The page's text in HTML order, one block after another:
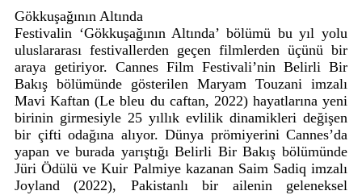
Gökkuşağının Altında
Festivalin ‘Gökkuşağının Altında’ bölümü bu yıl yolu
uluslararası festivallerden geçen filmlerden üçünü bir
araya getiriyor. Cannes Film Festivali’nin Belirli Bir
Bakış bölümünde gösterilen Maryam Touzani imzalı
Mavi Kaftan (Le bleu du caftan, 2022) hayatlarına yeni
birinin girmesiyle 25 yıllık evlilik dinamikleri değişen
bir çifti odağına alıyor. Dünya prömiyerini Cannes’da
yapan ve burada yarıştığı Belirli Bir Bakış bölümünde
Jüri Ödülü ve Kuir Palmiye kazanan Saim Sadiq imzalı
Joyland (2022), Pakistanlı bir ailenin geleneksel